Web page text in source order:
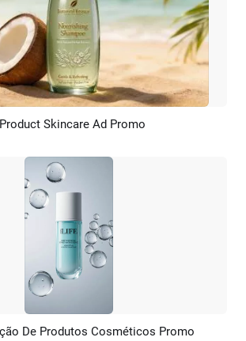
Pré-visualizar Criar IA
Skincare Ad Promo
Pré-visualizar Criar IA
De Produtos Cosméticos Promo